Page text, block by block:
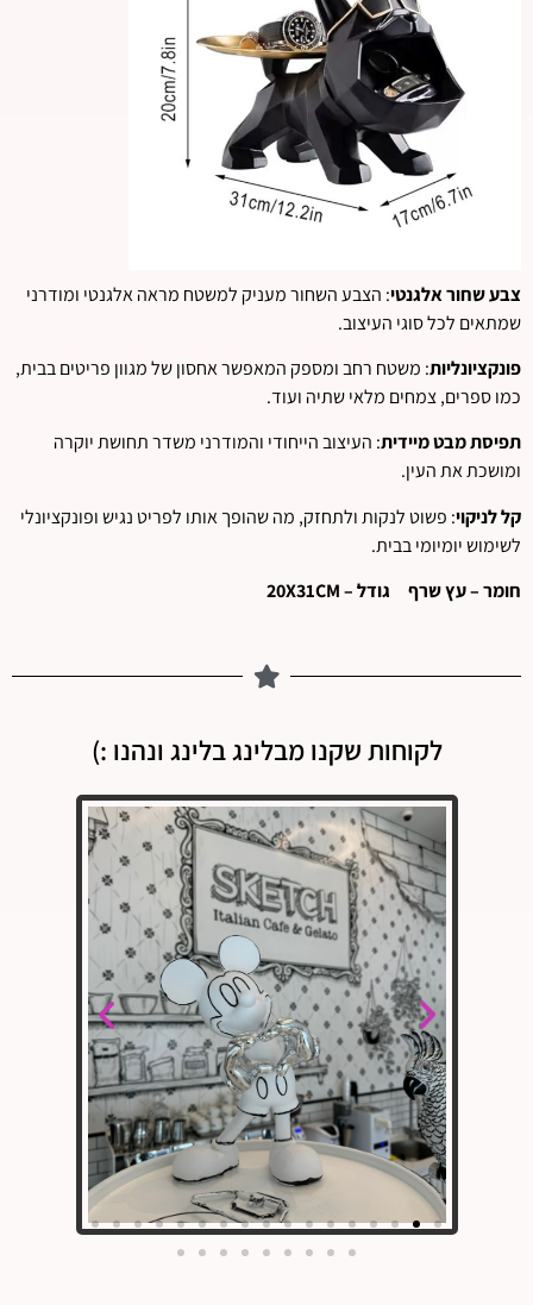
צבע שחור אלגנטי: הצבע השחור מעניק למשטח מראה אלגנטי ומודרני
שמתאים לכל סוגי העיצוב.
פונקציונליות: משטח רחב ומספק המאפשר אחסון של מגוון פריטים בבית,
כמו ספרים, צמחים מלאי שתיה ועוד.
תפיסת מבט מיידית: העיצוב הייחודי והמודרני משדר תחושת יוקרה
ומושכת את העין.
קל לניקוי: פשוט לנקות ולתחזק, מה שהופך אותו לפריט נגיש ופונקציונלי
לשימוש יומיומי בבית.
חומר – עץ שרף גודל – 20X31CM
לקוחות שקנו מבלינג בלינג ונהנו :)